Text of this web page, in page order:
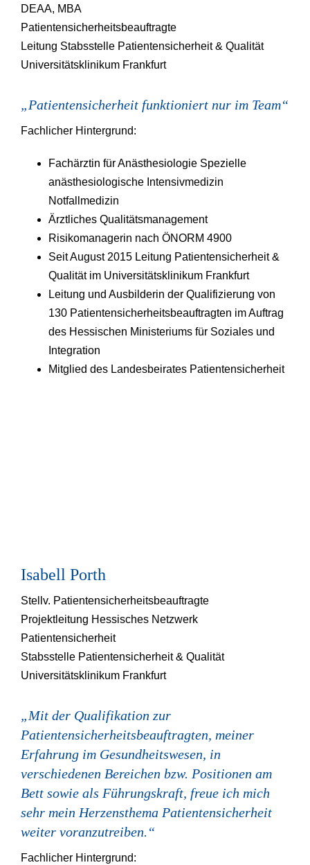
DEAA, MBA
Patientensicherheitsbeauftragte
Leitung Stabsstelle Patientensicherheit & Qualität
Universitätsklinikum Frankfurt
„Patientensicherheit funktioniert nur im Team“
Fachlicher Hintergrund:
Fachärztin für Anästhesiologie Spezielle
anästhesiologische Intensivmedizin
Notfallmedizin
Ärztliches Qualitätsmanagement
Risikomanagerin nach ÖNORM 4900
Seit August 2015 Leitung Patientensicherheit &
Qualität im Universitätsklinikum Frankfurt
Leitung und Ausbilderin der Qualifizierung von
130 Patientensicherheitsbeauftragten im Auftrag
des Hessischen Ministeriums für Soziales und
Integration
Mitglied des Landesbeirates Patientensicherheit
Isabell Porth
Stellv. Patientensicherheitsbeauftragte
Projektleitung Hessisches Netzwerk
Patientensicherheit
Stabsstelle Patientensicherheit & Qualität
Universitätsklinikum Frankfurt
„Mit der Qualifikation zur
Patientensicherheitsbeauftragten, meiner
Erfahrung im Gesundheitswesen, in
verschiedenen Bereichen bzw. Positionen am
Bett sowie als Führungskraft, freue ich mich
sehr mein Herzensthema Patientensicherheit
weiter voranzutreiben.“
Fachlicher Hintergrund: